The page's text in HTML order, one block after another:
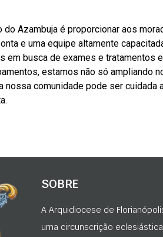
do Azambuja é proporcionar aos
e uma equipe altamente
em busca de exames e tratamentos
estamos não só ampliando
nossa comunidade pode ser cuidada
SOBRE
A Arquidiocese de
uma circunscrição